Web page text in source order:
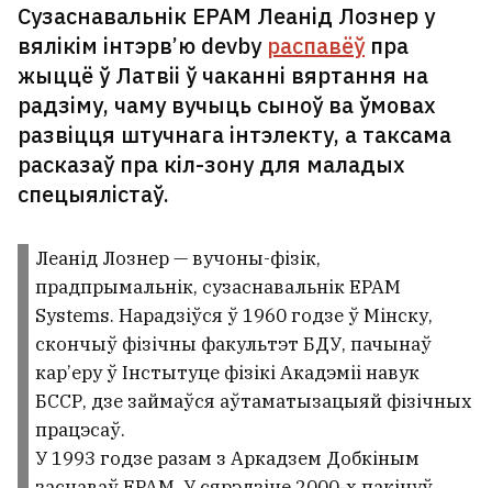
Сузаснавальнік EPAM Леанід Лознер у
вялікім інтэрв’ю devby распавёўпра
жыццё ў Латвіі ў чаканні вяртання на
радзіму, чаму вучыць сыноў ва ўмовах
развіцця штучнага інтэлекту, а таксама
расказаў пра кіл-зону для маладых
спецыялістаў.
Леанід Лознер — вучоны-фізік,
прадпрымальнік, сузаснавальнік EPAM
Systems. Нарадзіўся ў 1960 годзе ў Мінску,
скончыў фізічны факультэт БДУ, пачынаў
кар’еру ў Інстытуце фізікі Акадэміі навук
БССР, дзе займаўся аўтаматызацыяй фізічных
працэсаў.
У 1993 годзе разам з Аркадзем Добкіным